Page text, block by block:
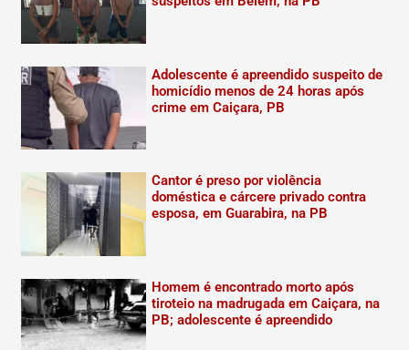
Adolescente é apreendido suspeito de
homicídio menos de 24 horas após
crime em Caiçara, PB
Cantor é preso por violência
doméstica e cárcere privado contra
esposa, em Guarabira, na PB
Homem é encontrado morto após
tiroteio na madrugada em Caiçara, na
PB; adolescente é apreendido